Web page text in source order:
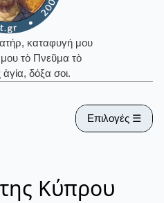
καταφυγή μου
τὸ Πνεῦμα τὸ
ἁγία, δόξα σοι.
Επιλογές ☰
Κύπρου